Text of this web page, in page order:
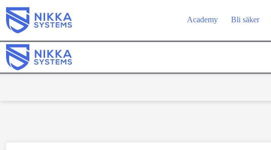
Hoppa
till
innehåll
Academy Bli säker